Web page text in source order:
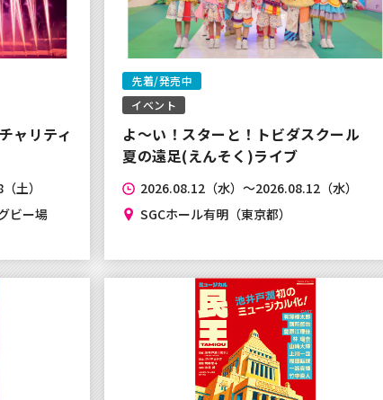
ルが届かない事象について、復
いて、確認メールが届かない
ており大変申し訳ございませ
ますので、今しばらくお待ちく
ナンスに伴うサービス休止につ
ャリティ
土）
ビー場
先着/発売中
イベント
よ〜い！スターと！トビダスクール
夏の遠足(えんそく)ライブ
2026.08.12（水）～2026.08.12（水）
SGCホール有明（東京都）